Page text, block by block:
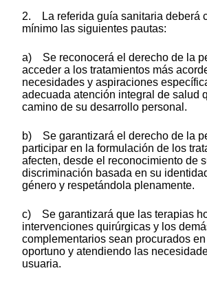
2. La referida guía sanitaria deberá
mínimo las siguientes pautas:
a) Se reconocerá el derecho de la
acceder a los tratamientos más
necesidades y aspiraciones
adecuada atención integral de salud
camino de su desarrollo personal.
b) Se garantizará el derecho de la
participar en la formulación de los
afecten, desde el reconocimiento de
discriminación basada en su
género y respetándola plenamente.
c) Se garantizará que las terapias
intervenciones quirúrgicas y los
complementarios sean procurados
oportuno y atendiendo las
usuaria.